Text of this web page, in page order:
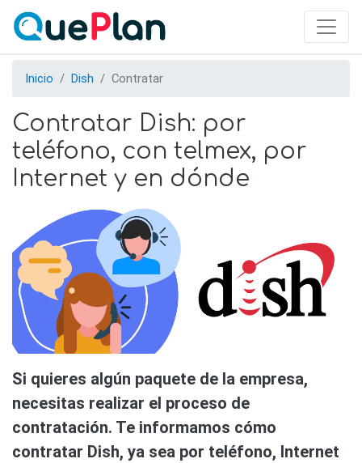
Inicio Dish Contratar
Contratar Dish: por
teléfono, con telmex, por
Internet y en dónde
Si quieres algún paquete de la empresa,
necesitas realizar el proceso de
contratación. Te informamos cómo
contratar Dish, ya sea por teléfono, Internet